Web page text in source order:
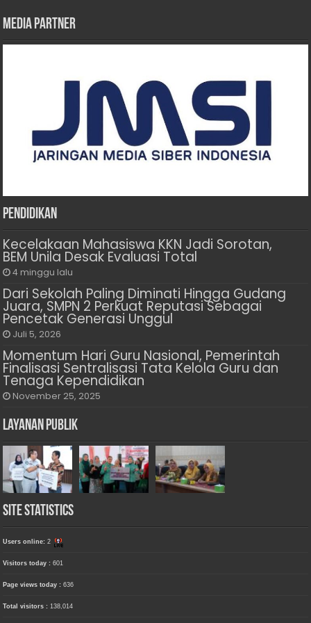
Media Partner
Pendidikan
Kecelakaan Mahasiswa KKN Jadi Sorotan,
BEM Unila Desak Evaluasi Total
4 minggu lalu
Dari Sekolah Paling Diminati Hingga Gudang
Juara, SMPN 2 Perkuat Reputasi Sebagai
Pencetak Generasi Unggul
Juli 5, 2026
Momentum Hari Guru Nasional, Pemerintah
Finalisasi Sentralisasi Tata Kelola Guru dan
Tenaga Kependidikan
November 25, 2025
Layanan Publik
Site Statistics
Users online:2
Visitors today :601
Page views today :636
Total visitors :138,014